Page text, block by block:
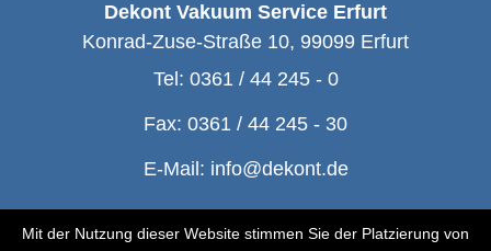
Mit der Nutzung dieser Website stimmen Sie der Platzierung von
Dekont Vakuum Service Erfurt
Konrad-Zuse-Straße 10, 99099 Erfurt
Tel: 0361 / 44 245 - 0
Fax: 0361 / 44 245 - 30
E-Mail: info@dekont.de
© Dekont 1991 - 2026